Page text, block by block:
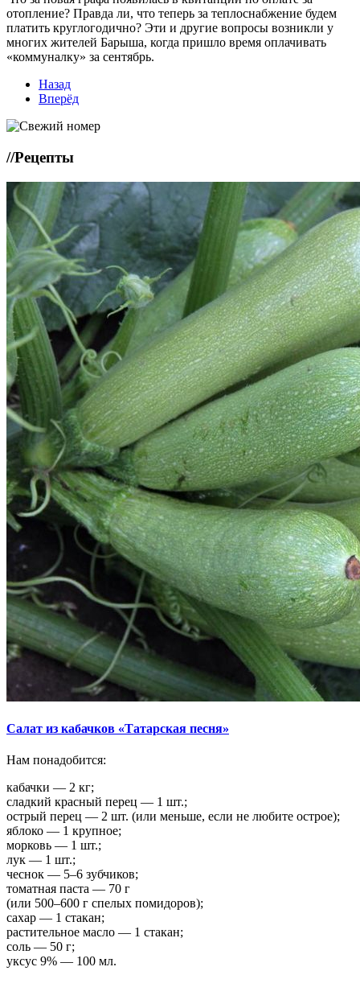
отопление? Правда ли, что теперь за теплоснабжение будем
платить круглогодично? Эти и другие вопросы возникли у
многих жителей Барыша, когда пришло время оплачивать
«коммуналку» за сентябрь.
Назад
Вперёд
//Рецепты
Салат из кабачков «Татарская песня»
Нам понадобится:
кабачки — 2 кг;
сладкий красный перец — 1 шт.;
острый перец — 2 шт. (или меньше, если не любите острое);
яблоко — 1 крупное;
морковь — 1 шт.;
лук — 1 шт.;
чеснок — 5–6 зубчиков;
томатная паста — 70 г
(или 500–600 г спелых помидоров);
сахар — 1 стакан;
растительное масло — 1 стакан;
соль — 50 г;
уксус 9% — 100 мл.